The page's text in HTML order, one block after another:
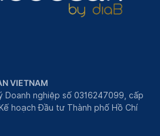
VIETNAM
Doanh nghiệp số 0316247099, cấp
hoạch Đầu tư Thành phố Hồ Chí